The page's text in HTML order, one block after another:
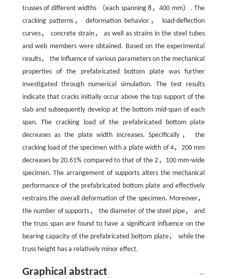
trusses of different widths （each spanning 8，400 mm）. The
cracking patterns， deformation behavior， load-deflection
curves， concrete strain， as well as strains in the steel tubes
and web members were obtained. Based on the experimental
results， the influence of various parameters on the mechanical
properties of the prefabricated bottom plate was further
investigated through numerical simulation. The test results
indicate that cracks initially occur above the top support of the
slab and subsequently develop at the bottom mid-span of each
span. The cracking load of the prefabricated bottom plate
decreases as the plate width increases. Specifically， the
cracking load of the specimen with a plate width of 4，200 mm
decreases by 20.61% compared to that of the 2，100 mm-wide
specimen. The arrangement of supports alters the mechanical
performance of the prefabricated bottom plate and effectively
restrains the overall deformation of the specimen. Moreover，
the number of supports， the diameter of the steel pipe， and
the truss span are found to have a significant influence on the
bearing capacity of the prefabricated bottom plate， while the
truss height has a relatively minor effect.
Graphical abstract